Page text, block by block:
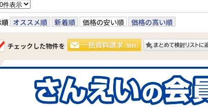
オススメ順 新着順 価格の安い順 価格の高い順
チェックした物件を